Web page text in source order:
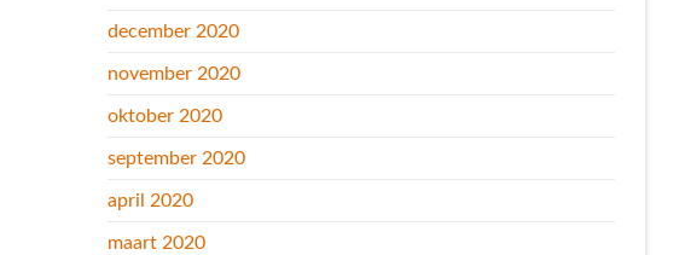
december 2020
november 2020
oktober 2020
september 2020
april 2020
maart 2020